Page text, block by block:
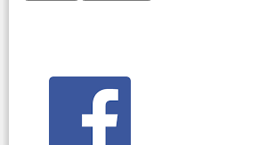
antenne e cavi
Servizio
Radioelettrico